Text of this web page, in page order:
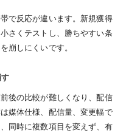
で反応が違います。新規獲得
さくテストし、勝ちやすい条
崩しにくいです。
後の比較が難しくなり、配信
媒体仕様、配信量、変更幅で
同時に複数項目を変えず、有